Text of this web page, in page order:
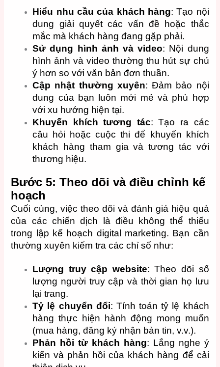
Hiểu nhu cầu của khách hàng: Tạo nội
dung giải quyết các vấn đề hoặc thắc
mắc mà khách hàng đang gặp phải.
Sử dụng hình ảnh và video: Nội dung
hình ảnh và video thường thu hút sự chú
ý hơn so với văn bản đơn thuần.
Cập nhật thường xuyên: Đảm bảo nội
dung của bạn luôn mới mẻ và phù hợp
với xu hướng hiện tại.
Khuyến khích tương tác: Tạo ra các
câu hỏi hoặc cuộc thi để khuyến khích
khách hàng tham gia và tương tác với
thương hiệu.
Bước 5: Theo dõi và điều chỉnh kế
hoạch
Cuối cùng, việc theo dõi và đánh giá hiệu quả
của các chiến dịch là điều không thể thiếu
trong lập kế hoạch digital marketing. Bạn cần
thường xuyên kiểm tra các chỉ số như:
Lượng truy cập website: Theo dõi số
lượng người truy cập và thời gian họ lưu
lại trang.
Tỷ lệ chuyển đổi: Tính toán tỷ lệ khách
hàng thực hiện hành động mong muốn
(mua hàng, đăng ký nhận bản tin, v.v.).
Phản hồi từ khách hàng: Lắng nghe ý
kiến và phản hồi của khách hàng để cải